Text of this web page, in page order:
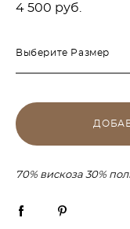
4 500 pуб.
Выберите Размер
70% вискоза 30%